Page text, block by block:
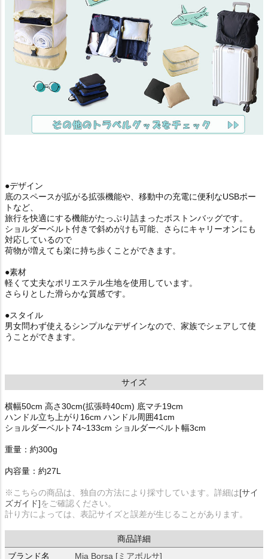
●デザイン
底のスペースが拡がる拡張機能や、移動中の充電に便利なUSBポー
トなど、
旅行を快適にする機能がたっぷり詰まったボストンバッグです。
ショルダーベルト付きで斜めがけも可能、さらにキャリーオンにも
対応しているので
荷物が増えても楽に持ち歩くことができます。
●素材
軽くて丈夫なポリエステル生地を使用しています。
さらりとした滑らかな質感です。
●スタイル
男女問わず使えるシンプルなデザインなので、家族でシェアして使
うことができます。
サイズ
横幅50cm 高さ30cm(拡張時40cm) 底マチ19cm
ハンドル立ち上がり16cm ハンドル周囲41cm
ショルダーベルト74~133cm ショルダーベルト幅3cm
重量：約300g
内容量：約27L
※こちらの商品は、独自の方法により採寸しています。詳細は[サイ
ズガイド]をご確認ください。
計り方によっては、表記サイズと誤差が生じることがあります。
商品詳細
ブランド名
Mia Borsa [ミアボルサ]